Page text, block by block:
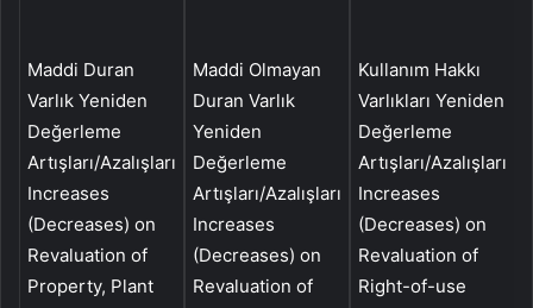
Maddi Duran
Varlık Yeniden
Değerleme
Artışları/Azalışları
Increases
(Decreases) on
Revaluation of
Property, Plant
Maddi Olmayan
Duran Varlık
Yeniden
Değerleme
Artışları/Azalışları
Increases
(Decreases) on
Revaluation of
Kullanım Hakkı
Varlıkları Yeniden
Değerleme
Artışları/Azalışları
Increases
(Decreases) on
Revaluation of
Right-of-use